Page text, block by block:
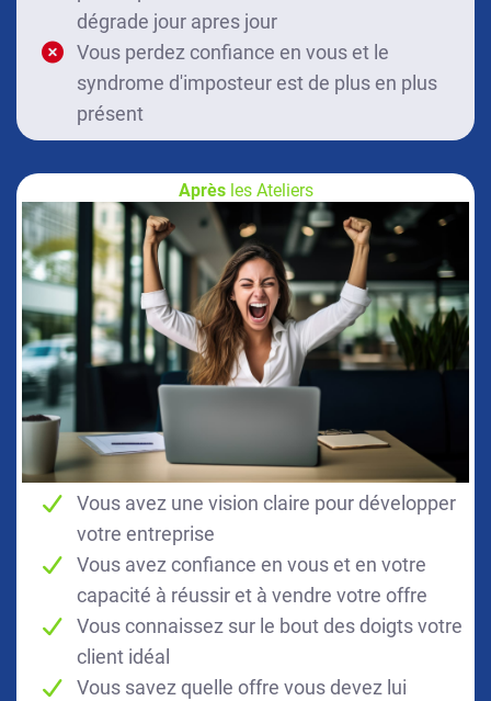
dégrade jour apres jour
Vous perdez confiance en vous et le
syndrome d'imposteur est de plus en plus
présent
Aprèsles Ateliers
Vous avez une vision claire pour développer
votre entreprise
Vous avez confiance en vous et en votre
capacité à réussir et à vendre votre offre
Vous connaissez sur le bout des doigts votre
client idéal
Vous savez quelle offre vous devez lui